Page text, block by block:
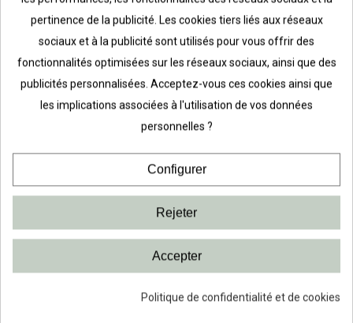
les supports de penderie, les tiroirs
en maille, etc.
Largeur de la lisse de suspension
1350 mm, peut être coupée à 1259
mm. Facile à monter.
Vissez le rail supérieur (lisse de
suspension) sur le mur, accrochez
les monatnts et fixez les supports,
Pensez à compléter la solution avec
séparateurs d'étagère en fil pour une
pertinence de la publicité. Les cookies tiers liés aux réseaux
sociaux et à la publicité sont utilisés pour vous offrir des
fonctionnalités optimisées sur les réseaux sociaux, ainsi que des
publicités personnalisées. Acceptez-vous ces cookies ainsi que
les implications associées à l'utilisation de vos données
personnelles ?
Configurer
Rejeter
Accepter
Politique de confidentialité et de cookies